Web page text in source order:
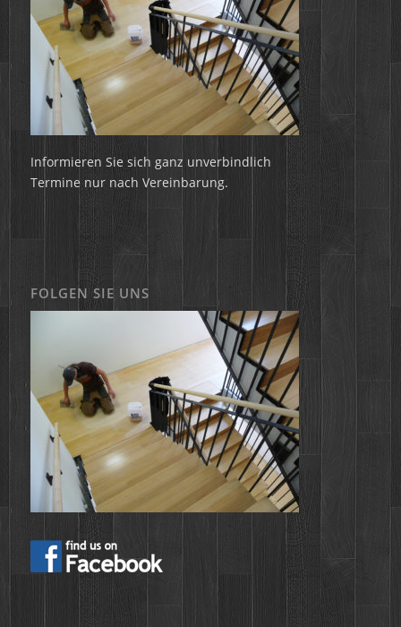
Informieren Sie sich ganz unverbindlich
Termine nur nach Vereinbarung.
FOLGEN SIE UNS